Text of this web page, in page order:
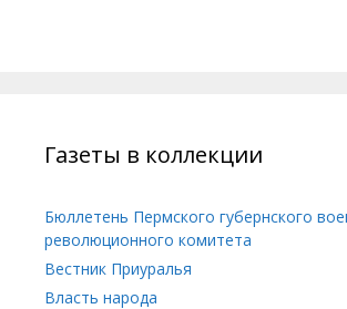
Газеты в коллекции
Бюллетень Пермского губернского
революционного комитета
Вестник Приуралья
Власть народа